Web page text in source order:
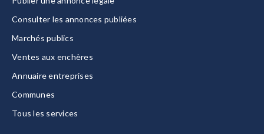
Consulter les annonces publiées
Marchés publics
Ventes aux enchères
Annuaire entreprises
Communes
Tous les services